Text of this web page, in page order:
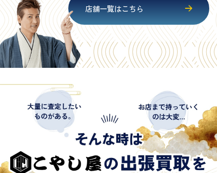
店舗一覧はこちら